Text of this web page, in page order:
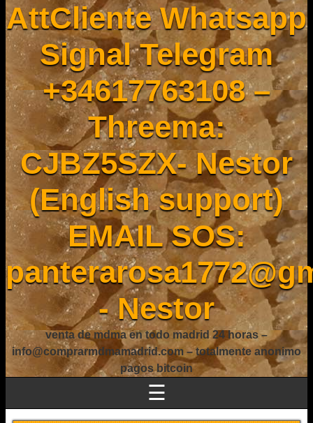
AttCliente Whatsapp
Signal Telegram
+34617763108 –
Threema:
CJBZ5SZX- Nestor
(English support)
EMAIL SOS:
- Nestor
venta de mdma en todo madrid 24 horas –
info@comprarmdmamadrid.com – totalmente anonimo
pagos bitcoin
☰